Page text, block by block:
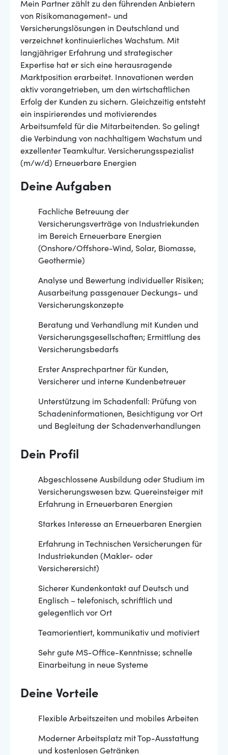
Mein Partner zählt zu den führenden Anbietern
von Risikomanagement- und
Versicherungslösungen in Deutschland und
verzeichnet kontinuierliches Wachstum. Mit
langjähriger Erfahrung und strategischer
Expertise hat er sich eine herausragende
Marktposition erarbeitet. Innovationen werden
aktiv vorangetrieben, um den wirtschaftlichen
Erfolg der Kunden zu sichern. Gleichzeitig entsteht
ein inspirierendes und motivierendes
Arbeitsumfeld für die Mitarbeitenden. So gelingt
die Verbindung von nachhaltigem Wachstum und
exzellenter Teamkultur. Versicherungsspezialist
(m/w/d) Erneuerbare Energien
Deine Aufgaben
Fachliche Betreuung der
Versicherungsverträge von Industriekunden
im Bereich Erneuerbare Energien
(Onshore/Offshore-Wind, Solar, Biomasse,
Geothermie)
Analyse und Bewertung individueller Risiken;
Ausarbeitung passgenauer Deckungs- und
Versicherungskonzepte
Beratung und Verhandlung mit Kunden und
Versicherungsgesellschaften; Ermittlung des
Versicherungsbedarfs
Erster Ansprechpartner für Kunden,
Versicherer und interne Kundenbetreuer
Unterstützung im Schadenfall: Prüfung von
Schadeninformationen, Besichtigung vor Ort
und Begleitung der Schadenverhandlungen
Dein Profil
Abgeschlossene Ausbildung oder Studium im
Versicherungswesen bzw. Quereinsteiger mit
Erfahrung in Erneuerbaren Energien
Starkes Interesse an Erneuerbaren Energien
Erfahrung in Technischen Versicherungen für
Industriekunden (Makler- oder
Versicherersicht)
Sicherer Kundenkontakt auf Deutsch und
Englisch – telefonisch, schriftlich und
gelegentlich vor Ort
Teamorientiert, kommunikativ und motiviert
Sehr gute MS-Office-Kenntnisse; schnelle
Einarbeitung in neue Systeme
Deine Vorteile
Flexible Arbeitszeiten und mobiles Arbeiten
Moderner Arbeitsplatz mit Top-Ausstattung
und kostenlosen Getränken